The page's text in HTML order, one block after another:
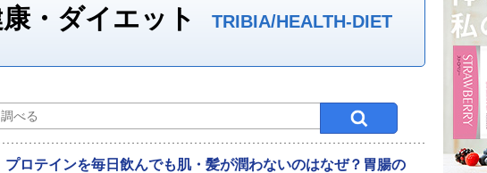
・ダイエット TRIBIA/HEALTH-DIET
プロテインを毎日飲んでも肌・髪が潤わないのはなぜ？胃腸の